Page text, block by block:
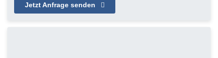
Jetzt Anfrage senden